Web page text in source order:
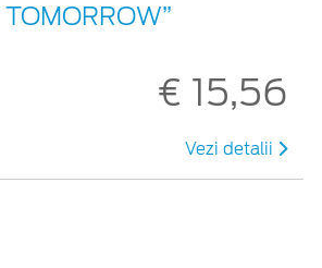
TOMORROW”
€ 15,56
Vezi detalii